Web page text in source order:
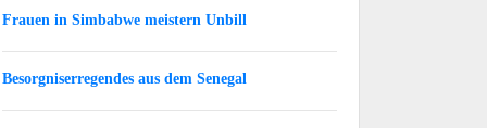
Frauen in Simbabwe meistern Unbill
Besorgniserregendes aus dem Senegal